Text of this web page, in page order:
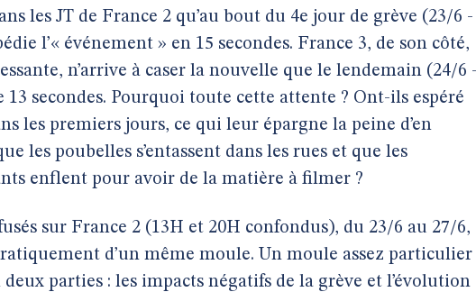
les JT de France 2 qu’au bout du 4e jour de grève (23/6 -
l’« événement » en 15 secondes. France 3, de son côté,
n’arrive à caser la nouvelle que le lendemain (24/6
13 secondes. Pourquoi toute cette attente ? Ont-ils espéré
les premiers jours, ce qui leur épargne la peine d’en
les poubelles s’entassent dans les rues et que les
enflent pour avoir de la matière à filmer ?
sur France 2 (13H et 20H confondus), du 23/6 au 27/6,
d’un même moule. Un moule assez particulier
parties : les impacts négatifs de la grève et l’évolution